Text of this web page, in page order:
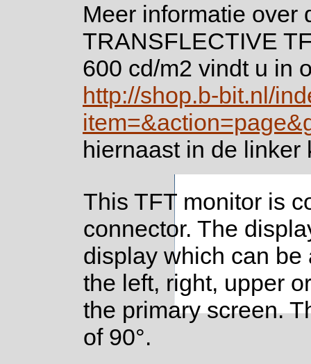
Meer informatie over
TRANSFLECTIVE
600 cd/m2 vindt u in
http://shop.b-bit.nl/
hiernaast in de linker
This TFT monitor is
connector. The
display which can
the left, right, upper
the primary screen.
of 90°.